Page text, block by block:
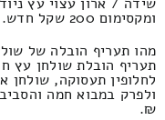
ומקסימום 200 שקל חדש.
מהו תעריף הובלה של
תעריף הובלת שולחן עץ
לחלופין תעסוקה, שולחן
₪.